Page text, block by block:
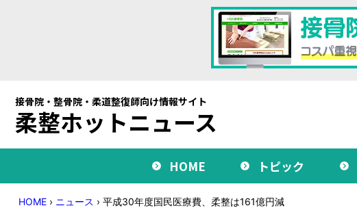
接骨院・整骨院・柔道整復師向け情報サイト
柔整ホットニュース
HOME トピック
HOME › ニュース › 平成30年度国民医療費、柔整は161億円減